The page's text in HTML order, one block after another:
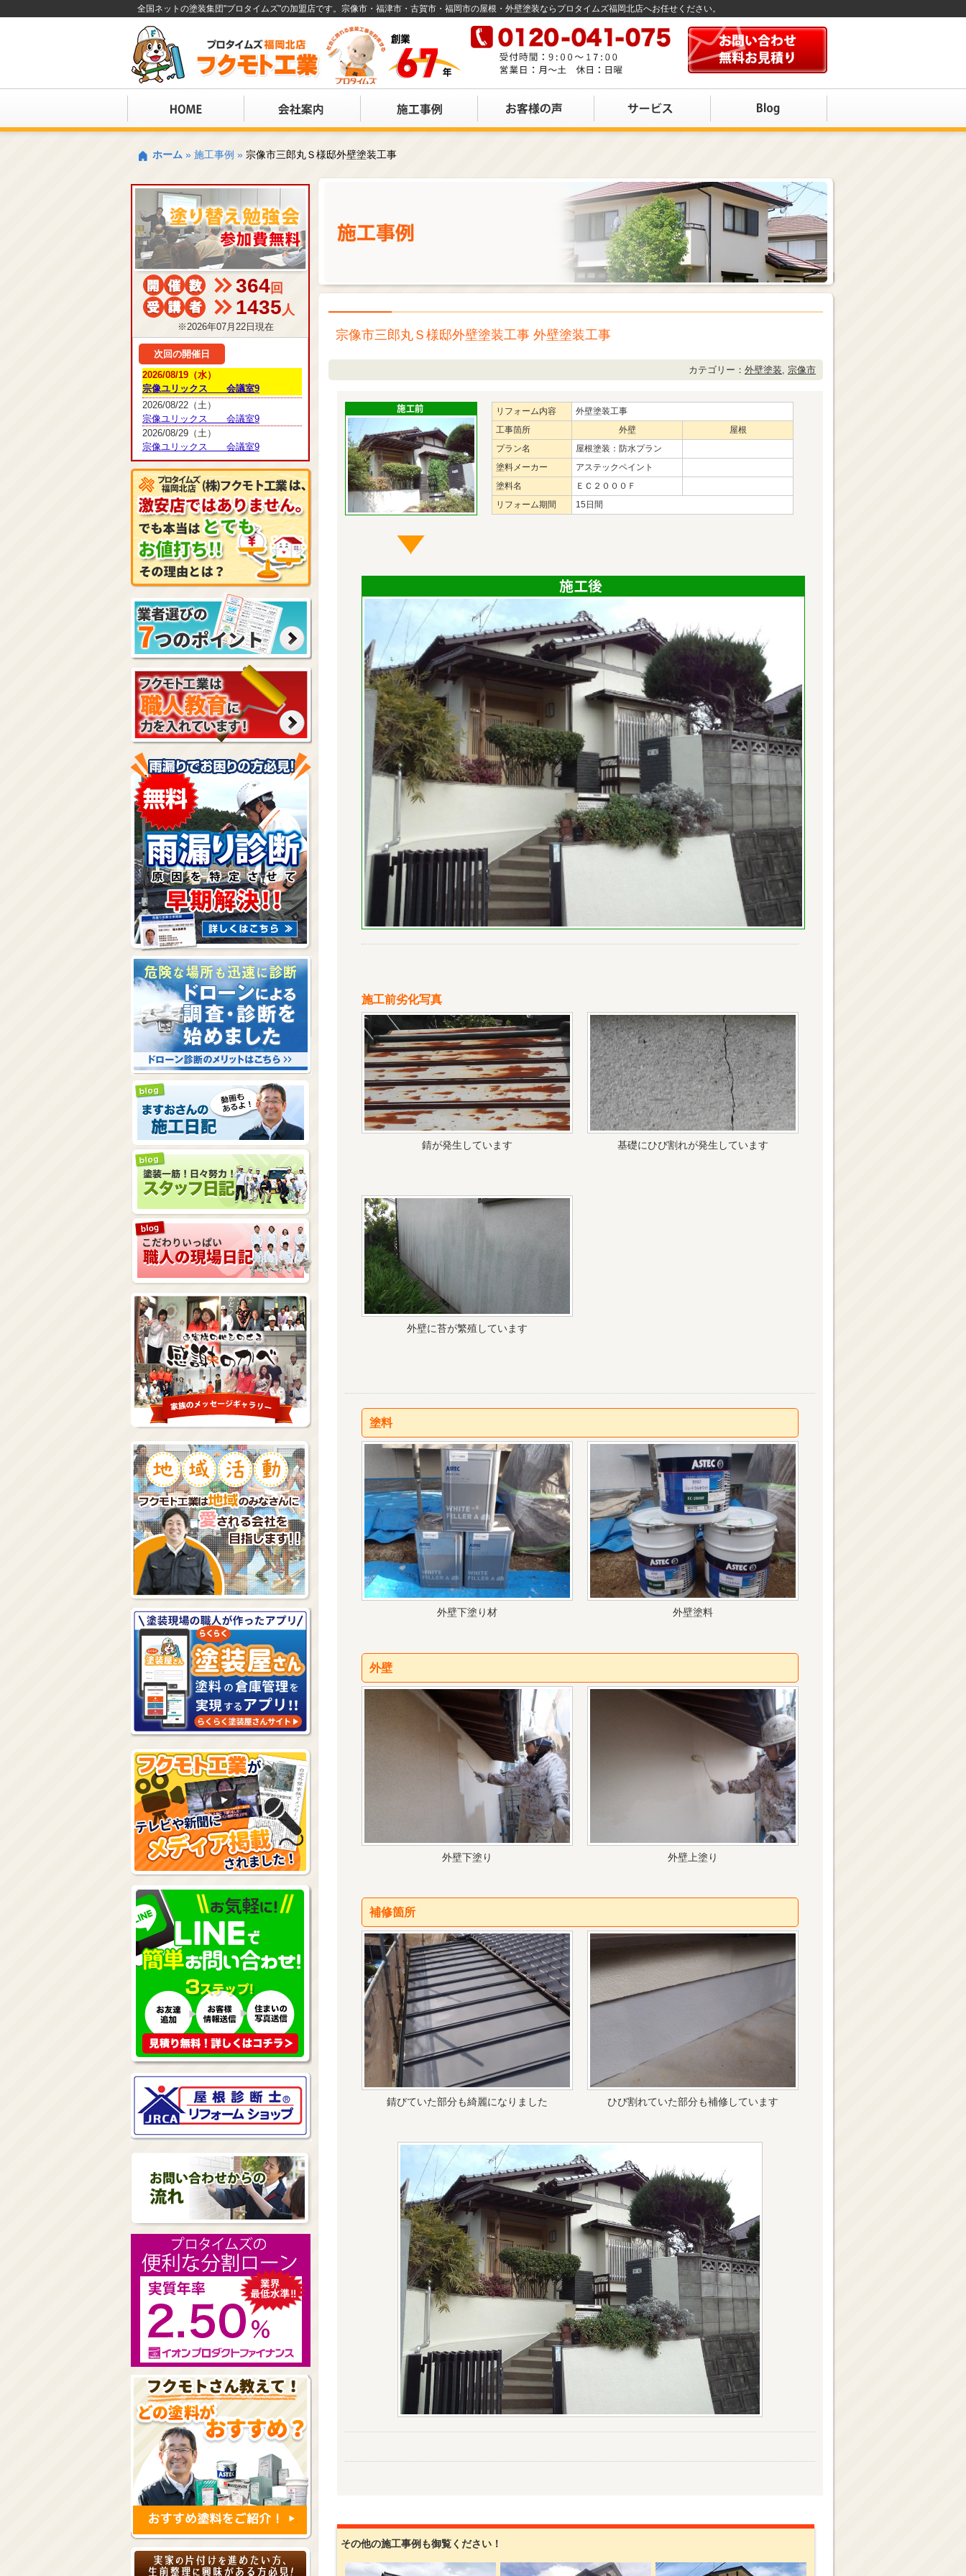
全国ネットの塗装集団"プロタイムズ"の加盟店です。宗像市・福津市・古賀市・福岡市の屋根・外壁塗装ならプロタイムズ福岡北店へお任せください。
ホーム » 施工事例 » 宗像市三郎丸Ｓ様邸外壁塗装工事
宗像市三郎丸Ｓ様邸外壁塗装工事 外壁塗装工事
カテゴリー： 外壁塗装, 宗像市
リフォーム内容
外壁塗装工事
工事箇所
外壁
屋根
プラン名
屋根塗装：防水プラン
塗料メーカー
アステックペイント
塗料名
ＥＣ２０００Ｆ
リフォーム期間
15日間
施工前劣化写真
錆が発生しています 基礎にひび割れが発生しています
外壁に苔が繁殖しています
塗料
外壁下塗り材 外壁塗料
外壁
外壁下塗り 外壁上塗り
補修箇所
錆びていた部分も綺麗になりました ひび割れていた部分も補修しています
その他の施工事例も御覧ください！
364回
1435人
※2026年07月22日現在
次回の開催日
2026/08/19（水）
宗像ユリックス 会議室9
2026/08/22（土）
宗像ユリックス 会議室9
2026/08/29（土）
宗像ユリックス 会議室9